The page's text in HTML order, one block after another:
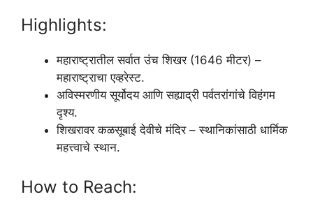
Highlights:
महाराष्ट्रातील सर्वात उंच शिखर (1646 मीटर) –
महाराष्ट्राचा एव्हरेस्ट.
अविस्मरणीय सूर्योदय आणि सह्याद्री पर्वतरांगांचे विहंगम
दृश्य.
शिखरावर कळसूबाई देवीचे मंदिर – स्थानिकांसाठी धार्मिक
महत्त्वाचे स्थान.
How to Reach: